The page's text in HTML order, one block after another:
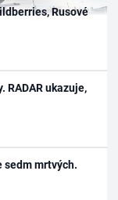
Rusové
RADAR ukazuje,
sedm mrtvých.